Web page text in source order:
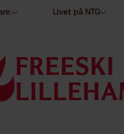
Livet på NTG
FREESKI